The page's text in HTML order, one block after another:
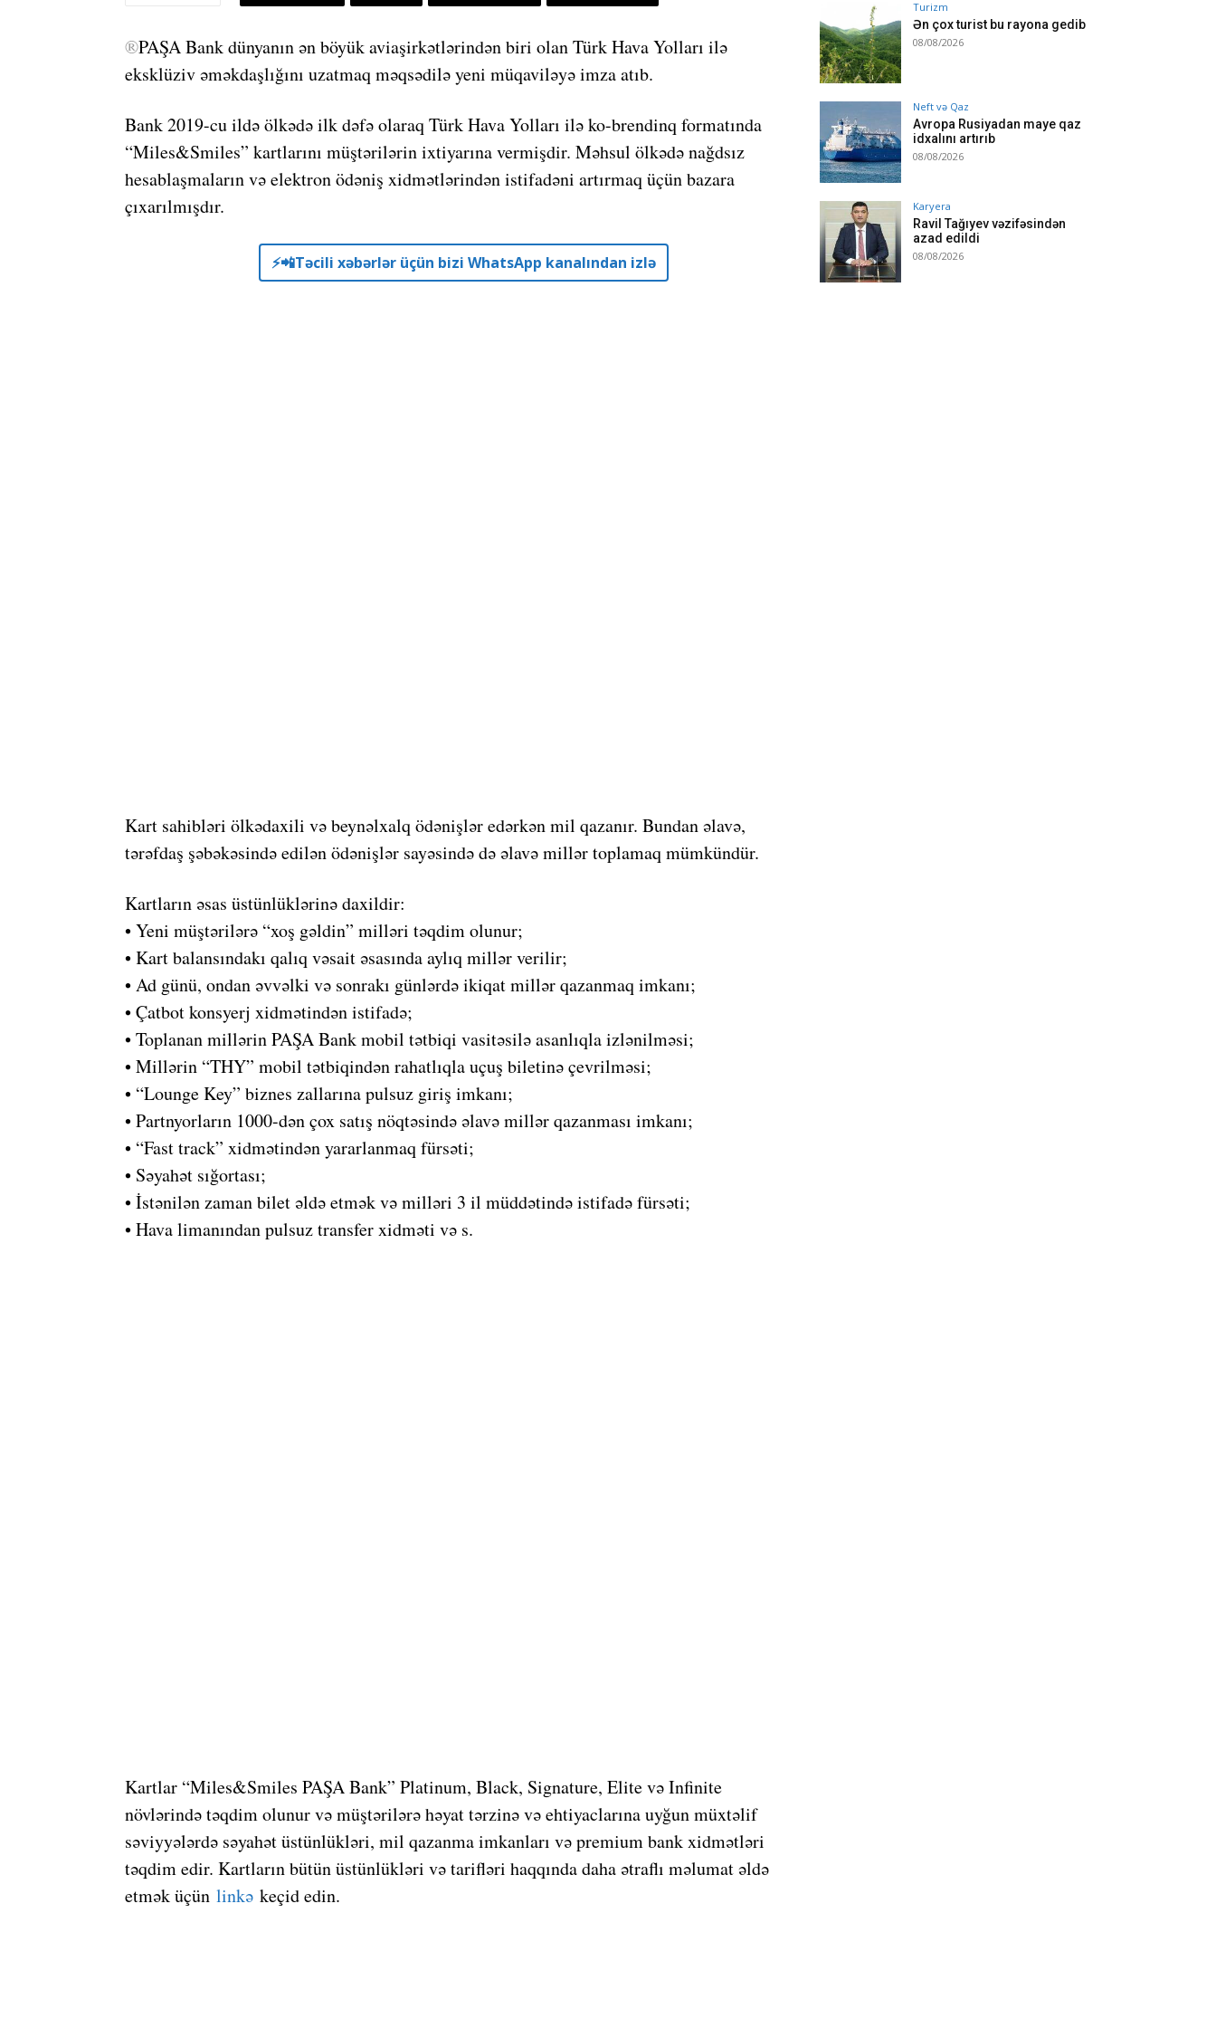
®PAŞA Bank dünyanın ən böyük aviaşirkətlərindən biri olan Türk Hava Yolları ilə
eksklüziv əməkdaşlığını uzatmaq məqsədilə yeni müqaviləyə imza atıb.
Bank 2019-cu ildə ölkədə ilk dəfə olaraq Türk Hava Yolları ilə ko-brendinq formatında
“Miles&Smiles” kartlarını müştərilərin ixtiyarına vermişdir. Məhsul ölkədə nağdsız
hesablaşmaların və elektron ödəniş xidmətlərindən istifadəni artırmaq üçün bazara
çıxarılmışdır.
⚡️📲Təcili xəbərlər üçün bizi WhatsApp kanalından izlə
Kart sahibləri ölkədaxili və beynəlxalq ödənişlər edərkən mil qazanır. Bundan əlavə,
tərəfdaş şəbəkəsində edilən ödənişlər sayəsində də əlavə millər toplamaq mümkündür.
Kartların əsas üstünlüklərinə daxildir:
• Yeni müştərilərə “xoş gəldin” milləri təqdim olunur;
• Kart balansındakı qalıq vəsait əsasında aylıq millər verilir;
• Ad günü, ondan əvvəlki və sonrakı günlərdə ikiqat millər qazanmaq imkanı;
• Çatbot konsyerj xidmətindən istifadə;
• Toplanan millərin PAŞA Bank mobil tətbiqi vasitəsilə asanlıqla izlənilməsi;
• Millərin “THY” mobil tətbiqindən rahatlıqla uçuş biletinə çevrilməsi;
• “Lounge Key” biznes zallarına pulsuz giriş imkanı;
• Partnyorların 1000-dən çox satış nöqtəsində əlavə millər qazanması imkanı;
• “Fast track” xidmətindən yararlanmaq fürsəti;
• Səyahət sığortası;
• İstənilən zaman bilet əldə etmək və milləri 3 il müddətində istifadə fürsəti;
• Hava limanından pulsuz transfer xidməti və s.
Kartlar “Miles&Smiles PAŞA Bank” Platinum, Black, Signature, Elite və Infinite
növlərində təqdim olunur və müştərilərə həyat tərzinə və ehtiyaclarına uyğun müxtəlif
səviyyələrdə səyahət üstünlükləri, mil qazanma imkanları və premium bank xidmətləri
təqdim edir. Kartların bütün üstünlükləri və tarifləri haqqında daha ətraflı məlumat əldə
etmək üçün linkə keçid edin.
Turizm
Ən çox turist bu rayona gedib
08/08/2026
Neft və Qaz
Avropa Rusiyadan maye qaz
idxalını artırıb
08/08/2026
Karyera
Ravil Tağıyev vəzifəsindən
azad edildi
08/08/2026